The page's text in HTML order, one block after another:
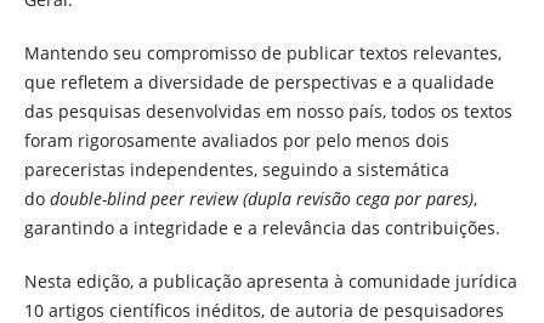
Mantendo seu compromisso de publicar textos relevantes,
que refletem a diversidade de perspectivas e a qualidade
das pesquisas desenvolvidas em nosso país, todos os textos
foram rigorosamente avaliados por pelo menos dois
pareceristas independentes, seguindo a sistemática
do double-blind peer review (dupla revisão cega por pares),
garantindo a integridade e a relevância das contribuições.
Nesta edição, a publicação apresenta à comunidade jurídica
10 artigos científicos inéditos, de autoria de pesquisadores